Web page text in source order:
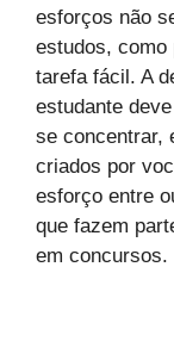
esforços não
estudos, como
tarefa fácil. A
estudante
se concentrar,
criados por
esforço entre
que fazem
em concursos.